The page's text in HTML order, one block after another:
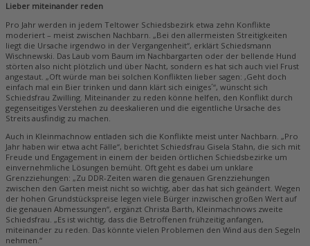
Lieber miteinander reden
Pro Jahr werden in jedem Teltower Schiedsbezirk etwa zehn Konflikte
moderiert – meist zwischen Nachbarn. „Bei den allermeisten Streitigkeiten
liegt die Ursache irgendwo in der Vergangenheit“, erklärt Schiedsmann
Wischnewski. Das Laub vom Baum im Nachbargarten oder der bellende Hund
störten also nicht plötzlich und über Nacht, sondern es hat sich auch viel Frust
angestaut. „Oft würde man bei solchen Konflikten lieber sagen: ,Geht doch
einfach mal ein Bier trinken und dann klärt sich einiges´“, wünscht sich
Schiedsfrau Zwilling. Miteinander zu reden könne helfen, den Konflikt durch
gegenseitiges Verstehen zu deeskalieren und die eigentliche Ursache des
Streits ausfindig zu machen.
Auch in Kleinmachnow entladen sich die Konflikte meist unter Nachbarn. „Pro
Jahr haben wir etwa acht Fälle“, berichtet Schiedsfrau Gisela Stahn, die sich mit
Freude und Engagement in einem der beiden örtlichen Schiedsbezirke um
einvernehmliche Lösungen bemüht. Oft geht es dabei um unklare
Grenzziehungen: „Zu DDR-Zeiten waren die genauen Grenzziehungen
zwischen den Garten meist nicht so wichtig, aber das hat sich geändert. Wegen
der hohen Grundstückspreise legen viele Bürger inzwischen großen Wert auf
die genauen Abmessungen“, ergänzt Christa Barth, Kleinmachnows zweite
Schiedsfrau. „Es ist wichtig, dass die Betroffenen frühzeitig anfangen,
miteinander zu reden. Das könnte vielen Problemen den Wind aus den Segeln
nehmen.“